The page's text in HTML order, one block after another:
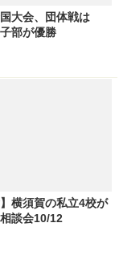
大会、団体戦は
部が優勝
】横須賀の私立4校が
談会10/12